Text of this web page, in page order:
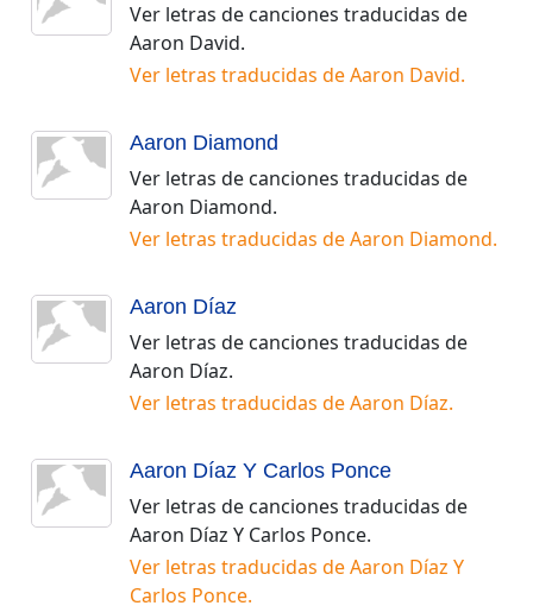
Ver letras de canciones traducidas de
Aaron David.
Ver letras traducidas deAaron David.
Aaron Diamond
Ver letras de canciones traducidas de
Aaron Diamond.
Ver letras traducidas deAaron Diamond.
Aaron Díaz
Ver letras de canciones traducidas de
Aaron Díaz.
Ver letras traducidas deAaron Díaz.
Aaron Díaz Y Carlos Ponce
Ver letras de canciones traducidas de
Aaron Díaz Y Carlos Ponce.
Ver letras traducidas deAaron Díaz Y
Carlos Ponce.